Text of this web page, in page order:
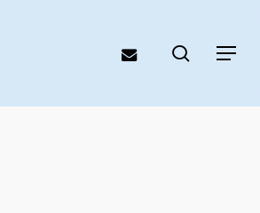
Menu
email search